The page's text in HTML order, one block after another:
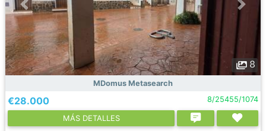
8
MDomus Metasearch
€28.000 8/25455/1074
МÁS DETALLES